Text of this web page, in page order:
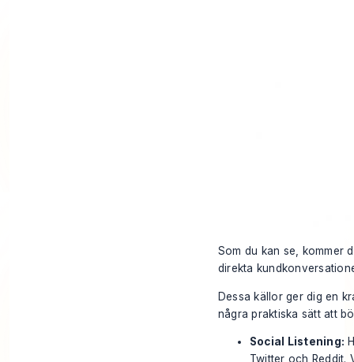
Som du kan se, kommer
direkta
Dessa källor ger dig en
några praktiska sätt att
Social Listening:
Twitter och Reddit.